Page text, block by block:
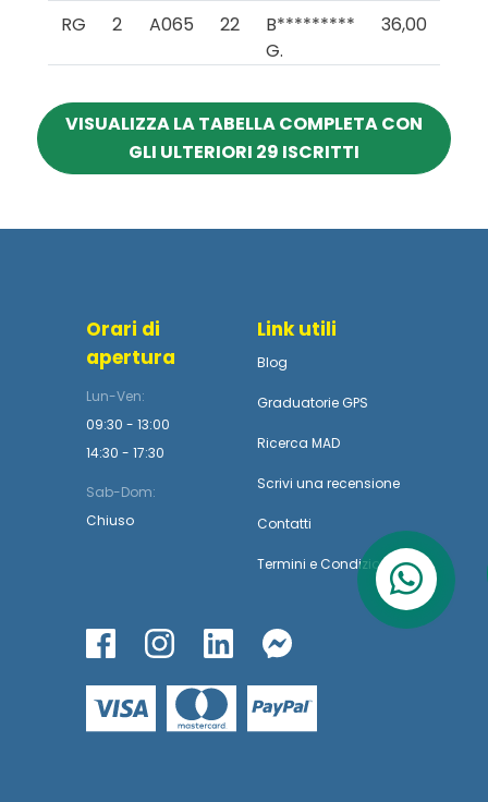
RG 2 A065 22
B*********
G.
36,00
VISUALIZZA LA TABELLA COMPLETA CON
GLI ULTERIORI 29 ISCRITTI
Orari di
apertura
Lun-Ven:
09:30 - 13:00
14:30 - 17:30
Sab-Dom:
Chiuso
Link utili
Blog
Graduatorie GPS
Ricerca MAD
Scrivi una recensione
Contatti
Termini e Condizioni